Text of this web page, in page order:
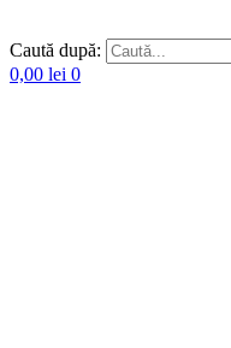
Caută după:
0,00 lei 0